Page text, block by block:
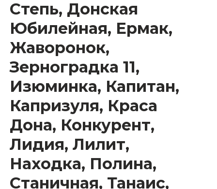
Степь, Донская
Юбилейная, Ермак,
Жаворонок,
Зерноградка 11,
Изюминка, Капитан,
Капризуля, Краса
Дона, Конкурент,
Лидия, Лилит,
Находка, Полина,
Станичная, Танаис,